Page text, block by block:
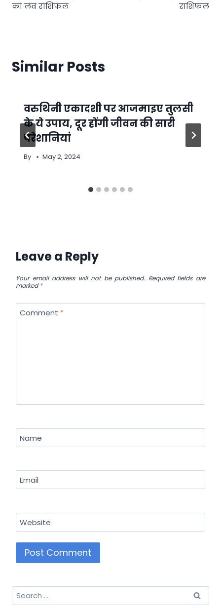
का लव राशिफल
राशिफल
Similar Posts
वरुथिनी एकादशी पर आजमाइए तुलसी
के ये उपाय, दूर होंगी जीवन की सारी
परेशानियां
By May 2, 2024
Leave a Reply
Your email address will not be published. Required fields are
marked*
Comment *
Name
Email
Website
Search
for: